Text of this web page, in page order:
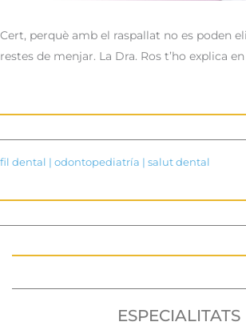
Cert, perquè amb el raspallat no es poden
restes de menjar. La Dra. Ros t’ho explica
fil dental | odontopediatría | salut dental
ESPECIALITATS